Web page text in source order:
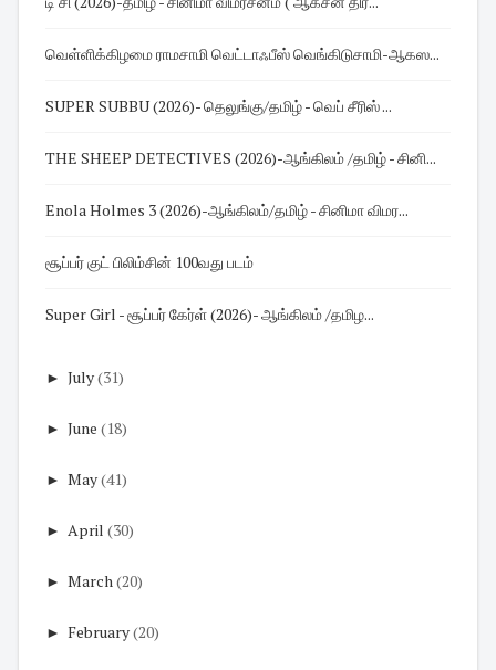
வெள்ளிக்கிழமை ராமசாமி வெட்டாஃபீஸ் வெங்கிடுசாமி-ஆகஸ...
SUPER SUBBU (2026)- தெலுங்கு/தமிழ் - வெப் சீரிஸ் ...
THE SHEEP DETECTIVES (2026)-ஆங்கிலம் /தமிழ் - சினி...
Enola Holmes 3 (2026)-ஆங்கிலம்/தமிழ் - சினிமா விமர...
சூப்பர் குட் பிலிம்சின் 100வது படம்
Super Girl - சூப்பர் கேர்ள் (2026)- ஆங்கிலம் /தமிழ...
► July(31)
► June (18)
► May(41)
► April (30)
► March (20)
► February(20)